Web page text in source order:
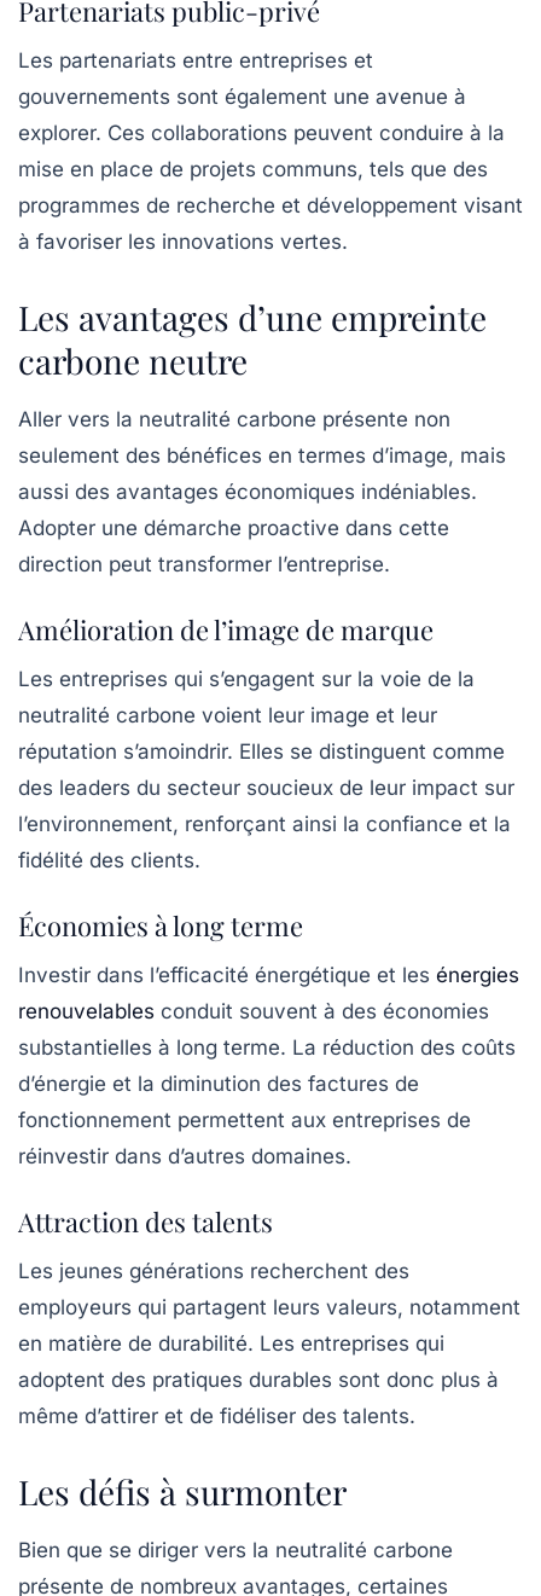
Partenariats public-privé
Les partenariats entre entreprises et
gouvernements sont également une avenue à
explorer. Ces collaborations peuvent conduire à la
mise en place de projets communs, tels que des
programmes de recherche et développement visant
à favoriser les innovations vertes.
Les avantages d’une empreinte
carbone neutre
Aller vers la neutralité carbone présente non
seulement des bénéfices en termes d’image, mais
aussi des avantages économiques indéniables.
Adopter une démarche proactive dans cette
direction peut transformer l’entreprise.
Amélioration de l’image de marque
Les entreprises qui s’engagent sur la voie de la
neutralité carbone voient leur image et leur
réputation s’amoindrir. Elles se distinguent comme
des leaders du secteur soucieux de leur impact sur
l’environnement, renforçant ainsi la confiance et la
fidélité des clients.
Économies à long terme
Investir dans l’efficacité énergétique et les énergies
renouvelables conduit souvent à des économies
substantielles à long terme. La réduction des coûts
d’énergie et la diminution des factures de
fonctionnement permettent aux entreprises de
réinvestir dans d’autres domaines.
Attraction des talents
Les jeunes générations recherchent des
employeurs qui partagent leurs valeurs, notamment
en matière de durabilité. Les entreprises qui
adoptent des pratiques durables sont donc plus à
même d’attirer et de fidéliser des talents.
Les défis à surmonter
Bien que se diriger vers la neutralité carbone
présente de nombreux avantages, certaines